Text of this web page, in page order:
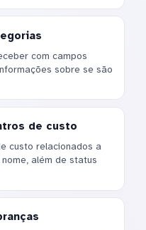
com campos
sobre se são
de custo
custo relacionados a
além de status